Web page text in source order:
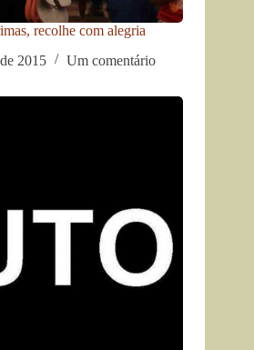
recolhe com alegria
2015
Um comentário